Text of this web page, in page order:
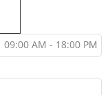
09:00 AM - 18:00 PM